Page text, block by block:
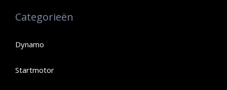
Categorieën
Dynamo
Startmotor